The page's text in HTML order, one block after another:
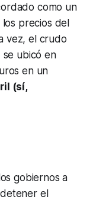
como un
los precios del
vez, el crudo
se ubicó en
en un
(sí,
gobiernos a
el